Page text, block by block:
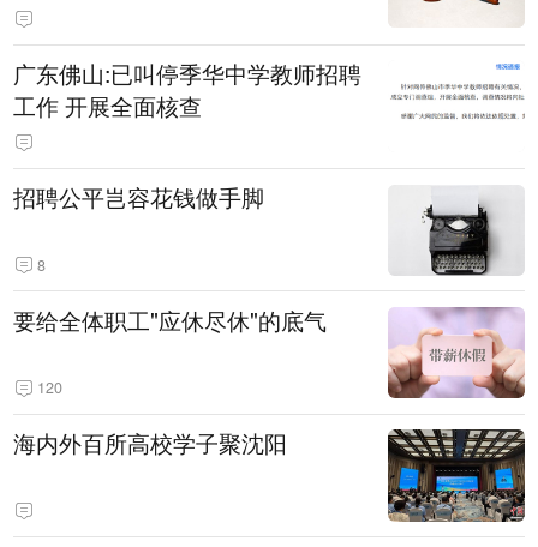
广东佛山:已叫停季华中学教师招聘
工作 开展全面核查
招聘公平岂容花钱做手脚
8
要给全体职工"应休尽休"的底气
120
海内外百所高校学子聚沈阳